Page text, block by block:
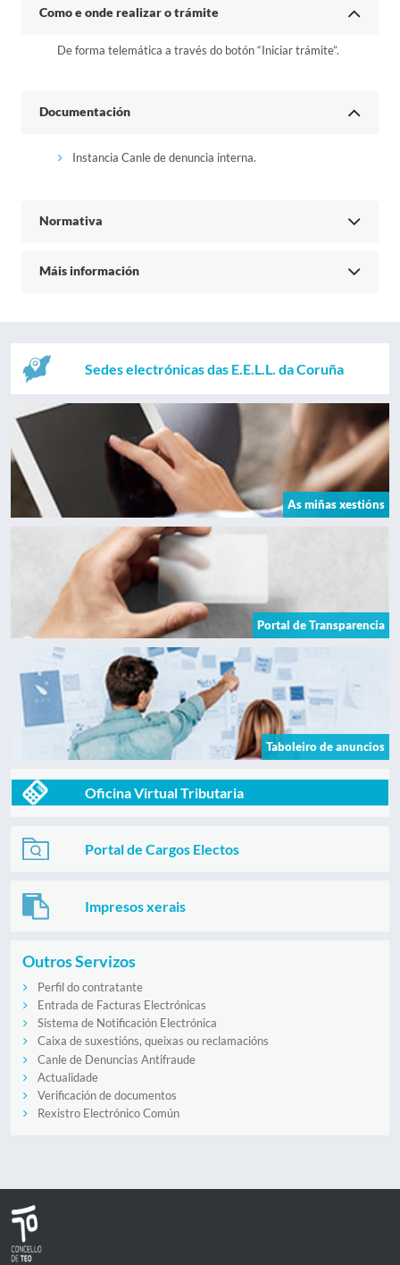
Como e onde realizar o trámite
De forma telemática a través do botón “Iniciar trámite”.
Documentación
Instancia Canle de denuncia interna.
Normativa
Máis información
Sedes electrónicas das E.E.L.L. da Coruña
As miñas xestións
Portal de Transparencia
Taboleiro de anuncios
Oficina Virtual Tributaria
Portal de Cargos Electos
Impresos xerais
Outros Servizos
Perfil do contratante
Entrada de Facturas Electrónicas
Sistema de Notificación Electrónica
Caixa de suxestións, queixas ou reclamacións
Canle de Denuncias Antifraude
Actualidade
Verificación de documentos
Rexistro Electrónico Común